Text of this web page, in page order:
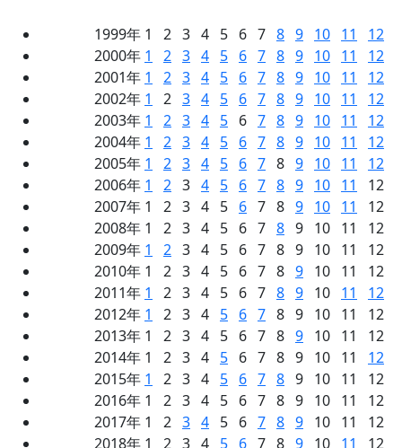
1999年 1 2 3 4 5 6 7 8 9 10 11
12
2000年 1 2 3 4 5 6 7 8 9 10 11
12
2001年 1 2 3 4 5 6 7 8 9 10 11
12
2002年 1 2 3 4 5 6 7 8 9 10 11
12
2003年 1 2 3 4 5 6 7 8 9 10 11
12
2004年 1 2 3 4 5 6 7 8 9 10 11
12
2005年 1 2 3 4 5 6 7 8 9 10 11
12
2006年 1 2 3 4 5 6 7 8 9 10 11
12
2007年 1 2 3 4 5 6 7 8 9 10 11
12
2008年 1 2 3 4 5 6 7 8 9 10 11 12
2009年 1 2 3 4 5 6 7 8 9 10 11 12
2010年 1 2 3 4 5 6 7 8 9 10 11 12
2011年 1 2 3 4 5 6 7 8 9 10 11
12
2012年 1 2 3 4 5 6 7 8 9 10 11 12
2013年 1 2 3 4 5 6 7 8 9 10 11 12
2014年 1 2 3 4 5 6 7 8 9 10 11 12
2015年 1 2 3 4 5 6 7 8 9 10 11 12
2016年 1 2 3 4 5 6 7 8 9 10 11 12
2017年 1 2 3 4 5 6 7 8 9 10 11 12
2018年 1 2 3 4 5 6 7 8 9 10 11
12